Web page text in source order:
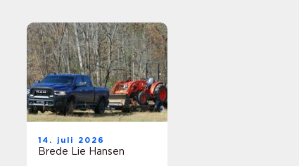
14. juli 2026
Brede Lie Hansen